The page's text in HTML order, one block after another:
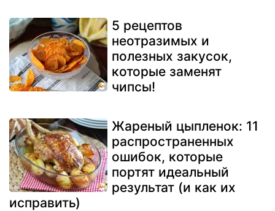
5 рецептов
неотразимых и
полезных закусок,
которые заменят
чипсы!
Жареный цыпленок: 11
распространенных
ошибок, которые
портят идеальный
результат (и как их
исправить)